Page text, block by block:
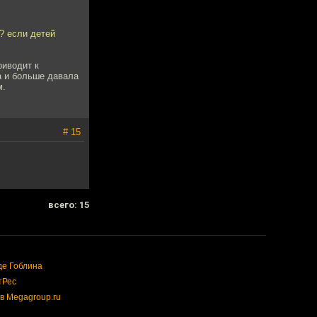
если детей
к
и больше давала
# 15
всего: 15
Гоблина
Megagroup.ru